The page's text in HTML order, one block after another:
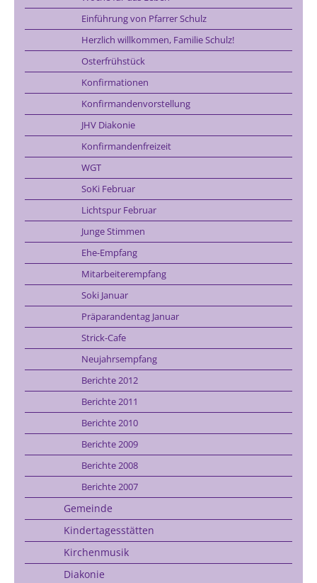
Einführung von Pfarrer Schulz
Herzlich willkommen, Familie Schulz!
Osterfrühstück
Konfirmationen
Konfirmandenvorstellung
JHV Diakonie
Konfirmandenfreizeit
WGT
SoKi Februar
Lichtspur Februar
Junge Stimmen
Ehe-Empfang
Mitarbeiterempfang
Soki Januar
Präparandentag Januar
Strick-Cafe
Neujahrsempfang
Berichte 2012
Berichte 2011
Berichte 2010
Berichte 2009
Berichte 2008
Berichte 2007
Gemeinde
Kindertagesstätten
Kirchenmusik
Diakonie